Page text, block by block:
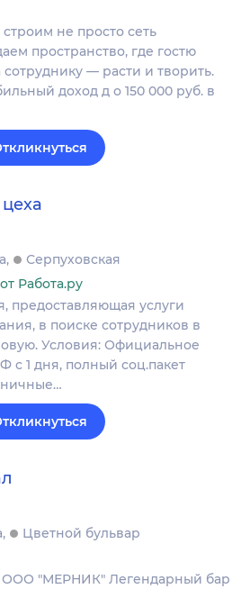
не просто сеть
пространство, где гостю
сотруднику — расти и творить.
доход д о 150 000 руб. в
Серпуховская
Работа.ру
предоставляющая услуги
в поиске сотрудников в
Условия: Официальное
с 1 дня, полный соц.пакет
Цветной бульвар
ООО "МЕРНИК" Легендарный бар